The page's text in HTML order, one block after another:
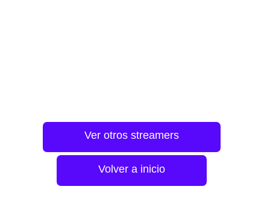
Ver otros streamers
Volver a inicio